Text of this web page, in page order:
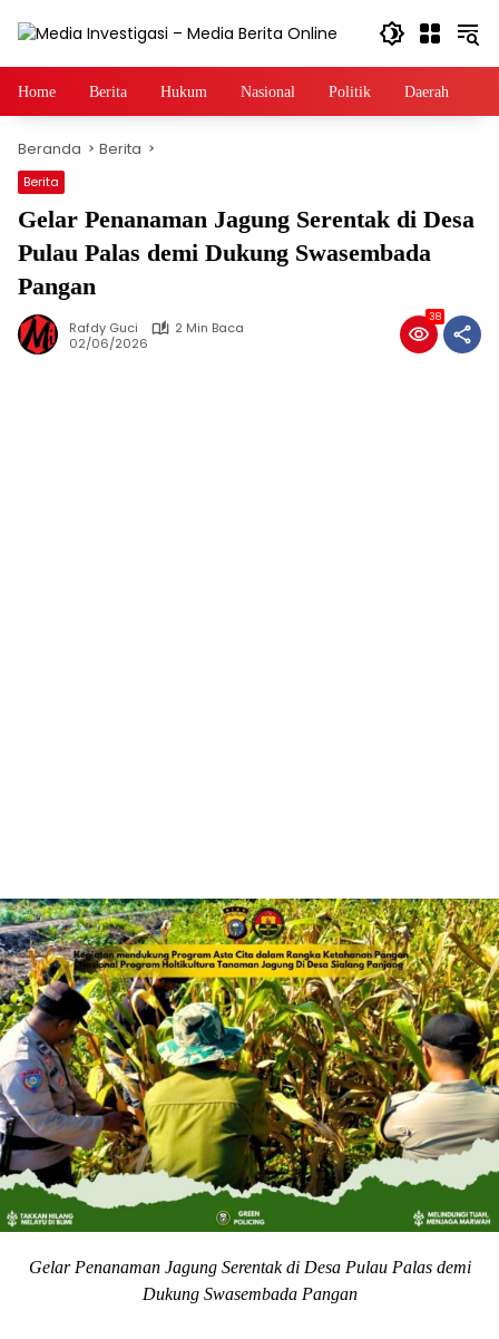
Home Berita Hukum Nasional Politik Daerah
Beranda Berita
Berita
Gelar Penanaman Jagung Serentak di Desa
Pulau Palas demi Dukung Swasembada
Pangan
Rafdy Guci
2 Min Baca
02/06/2026
38
Gelar Penanaman Jagung Serentak di Desa Pulau Palas demi
Dukung Swasembada Pangan